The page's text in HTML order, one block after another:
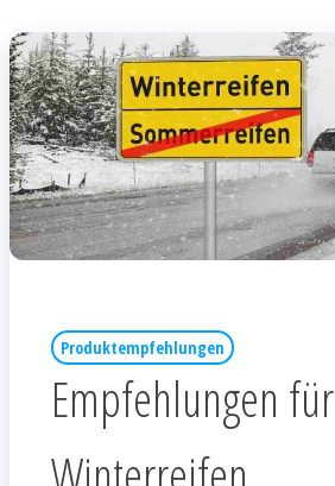
Produktempfehlungen
Empfehlungen für